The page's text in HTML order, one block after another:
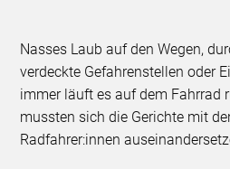
Nasses Laub auf den Wegen,
verdeckte Gefahrenstellen oder
immer läuft es auf dem Fahrrad
mussten sich die Gerichte mit
Radfahrer:innen